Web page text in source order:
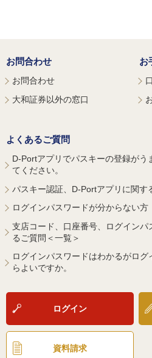
お問合わせ
お問合わせ
大和証券以外の窓口
お
よくあるご質問
D-Portアプリでパスキーの登録がう
てください。
パスキー認証、D-Portアプリに関す
ログインパスワードが分からない方
支店コード、口座番号、ログイン
るご質問＜一覧＞
ログインパスワードはわかるがロ
らよいですか。
ログイン
資料請求